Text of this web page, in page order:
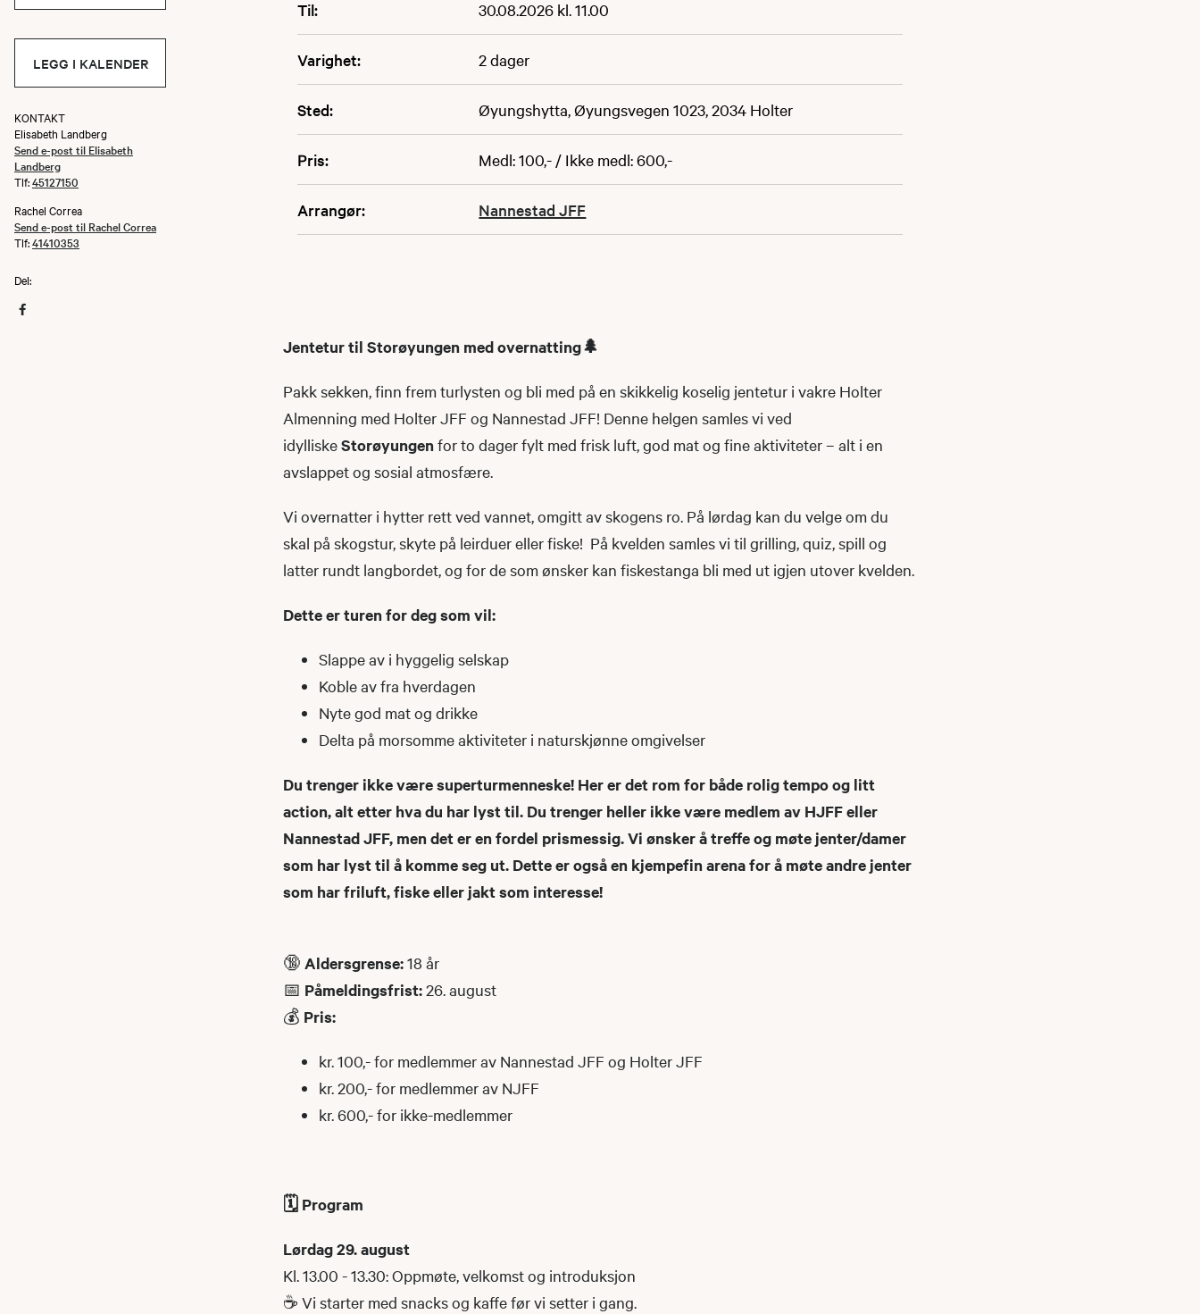
Til: 30.08.2026 kl. 11.00
Varighet: 2 dager
Sted: Øyungshytta, Øyungsvegen 1023, 2034 Holter
Pris: Medl: 100,- / Ikke medl: 600,-
Arrangør: Nannestad JFF
LEGG I KALENDER
KONTAKT
Elisabeth Landberg
Send e-post til Elisabeth
Landberg
Tlf:45127150
Rachel Correa
Send e-post til Rachel Correa
Tlf:41410353
Del:
Jentetur til Storøyungen med overnatting🌲
Pakk sekken, finn frem turlysten og bli med på en skikkelig koselig jentetur i vakre Holter
Almenning med Holter JFF og Nannestad JFF! Denne helgen samles vi ved
idylliskeStorøyungenfor to dager fylt med frisk luft, god mat og fine aktiviteter – alt i en
avslappet og sosial atmosfære.
Vi overnatter i hytter rett ved vannet, omgitt av skogens ro. På lørdag kan du velge om du
skal på skogstur, skyte på leirduer eller fiske! På kvelden samles vi til grilling, quiz, spill og
latter rundt langbordet, og for de som ønsker kan fiskestanga bli med ut igjen utover kvelden.
Dette er turen for deg som vil:
Slappe av i hyggelig selskap
Koble av fra hverdagen
Nyte god mat og drikke
Delta på morsomme aktiviteter i naturskjønne omgivelser
Du trenger ikke være superturmenneske! Her er det rom for både rolig tempo og litt
action, alt etter hva du har lyst til. Du trenger heller ikke være medlem av HJFF eller
Nannestad JFF, men det er en fordel prismessig. Vi ønsker å treffe og møte jenter/damer
som har lyst til å komme seg ut. Dette er også en kjempefin arena for å møte andre jenter
som har friluft, fiske eller jakt som interesse!
🔞 Aldersgrense:18 år
📅 Påmeldingsfrist:26. august
💰 Pris:
kr. 100,- for medlemmer av Nannestad JFF og Holter JFF
kr. 200,- for medlemmer av NJFF
kr. 600,- for ikke-medlemmer
🗓 Program
Lørdag 29. august
Kl. 13.00 - 13.30: Oppmøte, velkomst og introduksjon
☕ Vi starter med snacks og kaffe før vi setter i gang.